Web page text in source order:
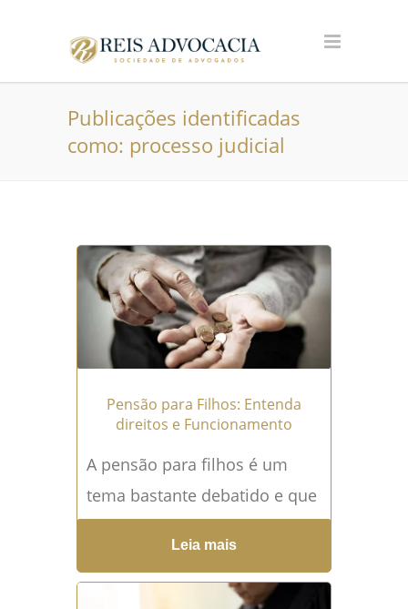
Publicações identificadas
como: processo judicial
Pensão para Filhos: Entenda
direitos e Funcionamento
A pensão para filhos é um
tema bastante debatido e que
gera muitas dúvidas e
polêmicas. É essencial
compreender os direitos e...
Leia mais